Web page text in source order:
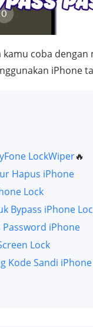
coba dengan
iPhone
LockWiper🔥
Hapus iPhone
Lock
Bypass iPhone
Password iPhone
Lock
Kode Sandi